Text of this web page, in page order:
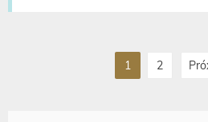
1 2